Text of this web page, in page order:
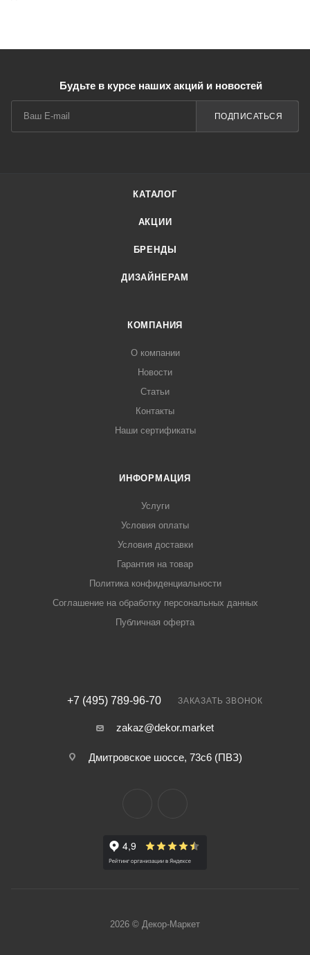
Будьте в курсе наших акций и новостей
ПОДПИСАТЬСЯ
КАТАЛОГ
АКЦИИ
БРЕНДЫ
ДИЗАЙНЕРАМ
КОМПАНИЯ
О компании
Новости
Статьи
Контакты
Наши сертификаты
ИНФОРМАЦИЯ
Услуги
Условия оплаты
Условия доставки
Гарантия на товар
Политика конфиденциальности
Соглашение на обработку персональных данных
Публичная оферта
+7 (495) 789-96-70 ЗАКАЗАТЬ ЗВОНОК
zakaz@dekor.market
Дмитровское шоссе, 73с6 (ПВЗ)
2026 © Декор-Маркет